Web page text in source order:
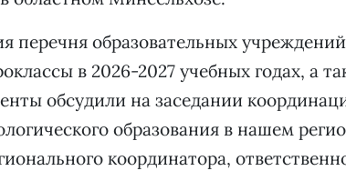
перечня образовательных
в 2026-2027 учебных годах, а
обсудили на заседании
образования в нашем
координатора,